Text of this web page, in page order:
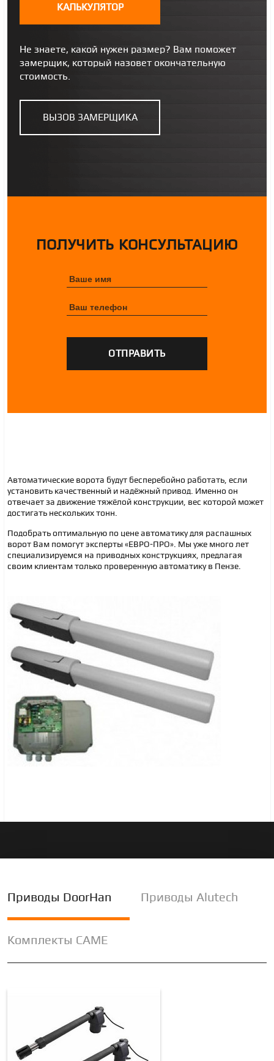
КАЛЬКУЛЯТОР
Не знаете, какой нужен размер? Вам поможет
замерщик, который назовет окончательную
стоимость.
ВЫЗОВ ЗАМЕРЩИКА
ПОЛУЧИТЬ КОНСУЛЬТАЦИЮ
Автоматические ворота будут бесперебойно работать, если
установить качественный и надёжный привод. Именно он
отвечает за движение тяжёлой конструкции, вес которой может
достигать нескольких тонн.
Подобрать оптимальную по цене автоматику для распашных
ворот Вам помогут эксперты «ЕВРО-ПРО». Мы уже много лет
специализируемся на приводных конструкциях, предлагая
своим клиентам только проверенную автоматику в Пензе.
Приводы DoorHan Приводы Alutech
Комплекты CAME